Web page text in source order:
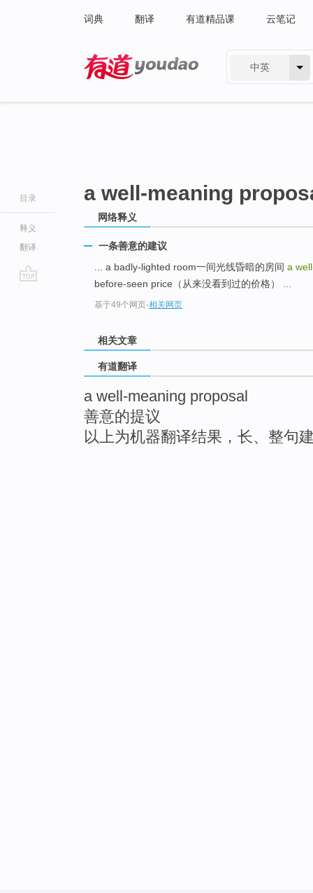
词典 翻译 有道精品课 云笔记
中英
目录
释义
翻译
a well-meaning
网络释义
一条善意的建议
... a badly-lighted room一间光线昏暗的房间 a
before-seen price（从来没看到过的价格） ...
基于49个网页-相关网页
相关文章
有道翻译
a well-meaning proposal
善意的提议
以上为机器翻译结果，长、整句